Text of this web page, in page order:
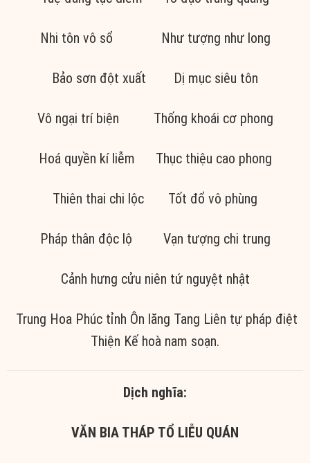
Nhi tôn vô sổ Như tượng như long
Bảo sơn đột xuất Dị mục siêu tôn
Vô ngại trí biện Thống khoái cơ phong
Hoá quyền kí liễm Thục thiệu cao phong
Thiên thai chi lộc Tốt đổ vô phùng
Pháp thân độc lộ Vạn tượng chi trung
Cảnh hưng cửu niên tứ nguyệt nhật
Trung Hoa Phúc tỉnh Ôn lăng Tang Liên tự pháp điệt
Thiện Kế hoà nam soạn.
Dịch nghĩa:
VĂN BIA THÁP TỔ LIỄU QUÁN